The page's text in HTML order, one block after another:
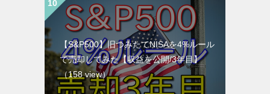
【S&P500】旧つみたてNISAを4%ルール
で売却してみた【収益を公開/3年目】
（158 view）